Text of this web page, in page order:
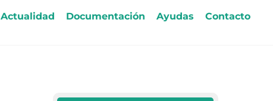
Actualidad Documentación Ayudas Contacto